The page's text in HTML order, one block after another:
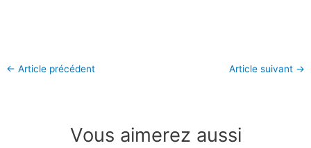
← Article précédent Article suivant →
Vous aimerez aussi